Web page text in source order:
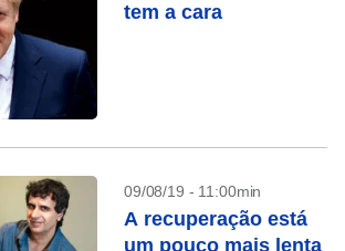
tem a cara
09/08/19 - 11:00min
A recuperação está
um pouco mais lenta